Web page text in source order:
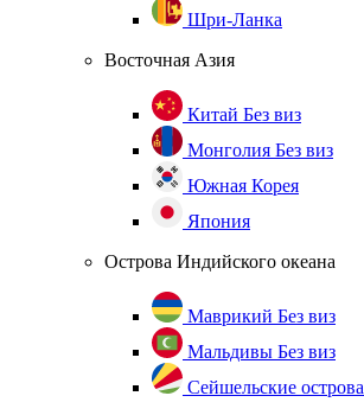
Шри-Ланка
Восточная Азия
Китай Без виз
Монголия Без виз
Южная Корея
Япония
Острова Индийского океана
Маврикий Без виз
Мальдивы Без виз
Сейшельские острова